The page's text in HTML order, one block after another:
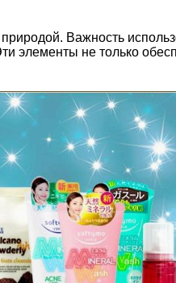
Важность
не только